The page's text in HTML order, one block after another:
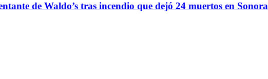
de Waldo’s tras incendio que dejó 24 muertos en Sonora